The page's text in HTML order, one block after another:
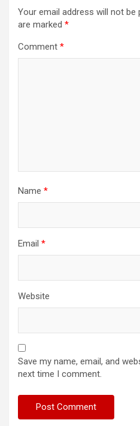
Your email address will not be
are marked *
Comment *
Name *
Email *
Website
Save my name, email, and
next time I comment.